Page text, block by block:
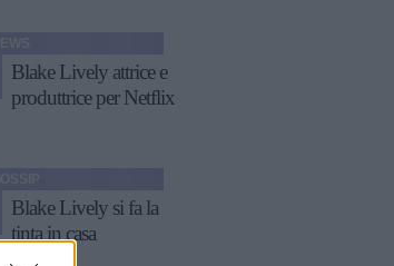
Blake Lively attrice e
produttrice per Netflix
Blake Lively si fa la
tinta in casa